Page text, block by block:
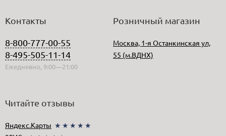
Контакты
8-800-777-00-55
8-495-505-11-14
Ежедневно, 9:00—21:00
Розничный магазин
Москва, 1-я Останкинская ул,
55 (м.ВДНХ)
Читайте отзывы
Яндекс.Карты ★★★★★